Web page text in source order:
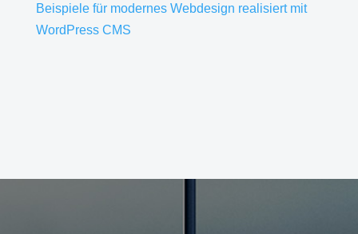
Beispiele für modernes Webdesign realisiert mit
WordPress CMS